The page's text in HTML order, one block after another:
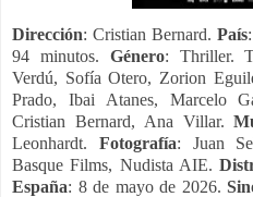
Dirección: Cristian Bernard. País
94 minutos. Género: Thriller.
Verdú, Sofía Otero, Zorion
Prado, Ibai Atanes, Marcelo
Cristian Bernard, Ana Villar.
Leonhardt. Fotografía: Juan
Basque Films, Nudista AIE.
España: 8 de mayo de 2026.